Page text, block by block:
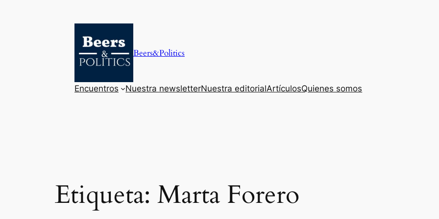
Beers&Politics
Encuentros Nuestra newsletterNuestra editorialArtículosQuienes somos
Etiqueta: Marta Forero